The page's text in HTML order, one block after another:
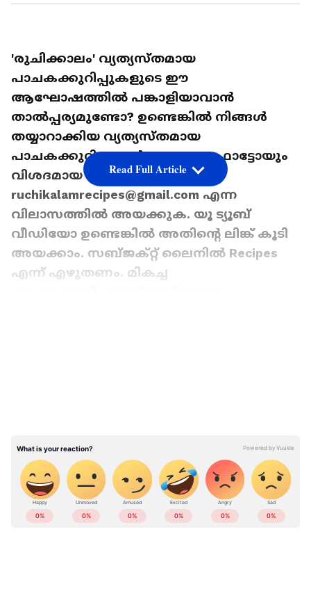
'രുചിക്കാലം' വ്യത്യസ്തമായ
പാചകക്കുറിപ്പുകളുടെ ഈ
ആഘോഷത്തിൽ പങ്കാളിയാവാൻ
താൽപ്പര്യമുണ്ടോ? ഉണ്ടെങ്കിൽ നിങ്ങൾ
തയ്യാറാക്കിയ വ്യത്യസ്തമായ
പാചകക്കുറിപ്പുകൾ നല്ലൊരു ഫോട്ടോയും
വിശദമായ വിലാസവും അടക്കം
ruchikalamrecipes@gmail.com എന്ന
വിലാസത്തിൽ അയക്കുക. യൂ ട്യൂബ്
വീഡിയോ ഉണ്ടെങ്കിൽ അതിന്റെ ലിങ്ക് കൂടി
അയക്കാം. സബ്ജക്റ്റ് ലൈനിൽ Recipes
എന്ന് എഴുതണം. മികച്ച
Read Full Article
ABOUT THE AUTHOR